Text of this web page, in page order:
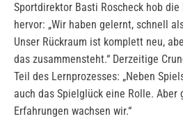
Sportdirektor Basti Roscheck hob
hervor: „Wir haben gelernt, schnell
Unser Rückraum ist komplett neu,
das zusammensteht.“ Derzeitige
Teil des Lernprozesses: „Neben
auch das Spielglück eine Rolle. Aber
Erfahrungen wachsen wir.“